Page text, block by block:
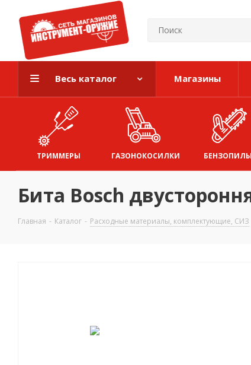
Весь каталог Магазины
ТРИММЕРЫ ГАЗОНОКОСИЛКИ БЕНЗОПИЛЫ
Бита Bosch
Главная - Каталог - Расходные материалы, комплектующие, СИЗ